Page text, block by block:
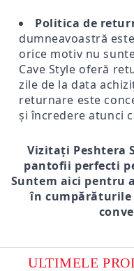
Politica de
dumneavoastră
orice motiv nu
Cave Style oferă
zile de la data
returnare este
și încredere atunci
Vizitați Peshtera
pantofii perfecti
Suntem aici pentru
în cumpărăturile
ULTIMELE